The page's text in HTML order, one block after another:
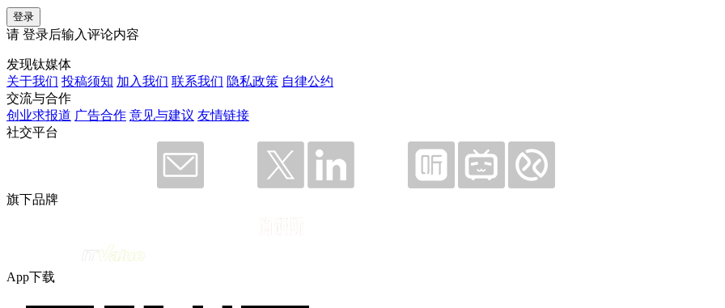
登录
请 登录后输入评论内容
发现钛媒体
关于我们 投稿须知 加入我们 联系我们 隐私政策 自律公约
交流与合作
创业求报道 广告合作 意见与建议 友情链接
社交平台
旗下品牌
App下载